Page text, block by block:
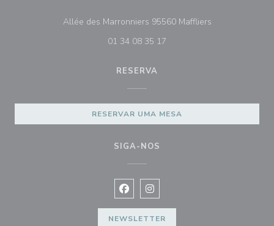
Allée des Marronniers 95560 Maffliers((abre numa
01 34 08 35 17
RESERVA
RESERVAR UMA MESA
SIGA-NOS
Facebook ((abre numa nova janela))
Instagram ((abre numa nova
NEWSLETTER